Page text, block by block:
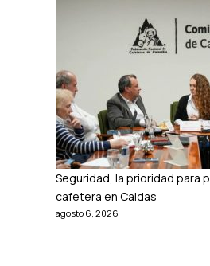
Seguridad, la prioridad para
cafetera en Caldas
agosto 6, 2026